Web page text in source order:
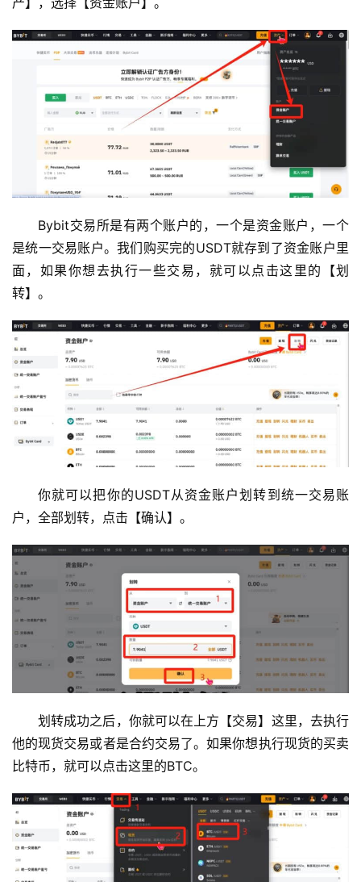
分
析
币
圈
常
见
问
题
Bybit交易所是有两个账户的，一个是资金账户，一个
是统一交易账户。我们购买完的USDT就存到了资金账户里
面，如果你想去执行一些交易，就可以点击这里的【划
转】。
你就可以把你的USDT从资金账户划转到统一交易账
户，全部划转，点击【确认】。
划转成功之后，你就可以在上方【交易】这里，去执行
他的现货交易或者是合约交易了。如果你想执行现货的买卖
比特币，就可以点击这里的BTC。